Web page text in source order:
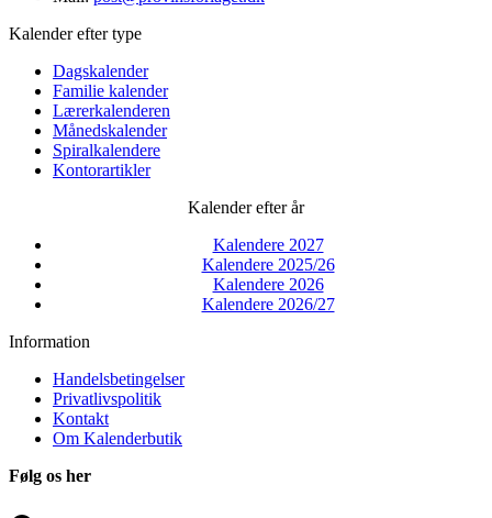
Kalender efter type
Dagskalender
Familie kalender
Lærerkalenderen
Månedskalender
Spiralkalendere
Kontorartikler
Kalender efter år
Kalendere 2027
Kalendere 2025/26
Kalendere 2026
Kalendere 2026/27
Information
Handelsbetingelser
Privatlivspolitik
Kontakt
Om Kalenderbutik
Følg os her